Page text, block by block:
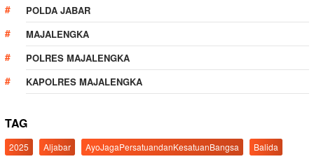
POLDA JABAR
MAJALENGKA
POLRES MAJALENGKA
KAPOLRES MAJALENGKA
TAG
2025 Aljabar AyoJagaPersatuandanKesatuanBangsa
Balida